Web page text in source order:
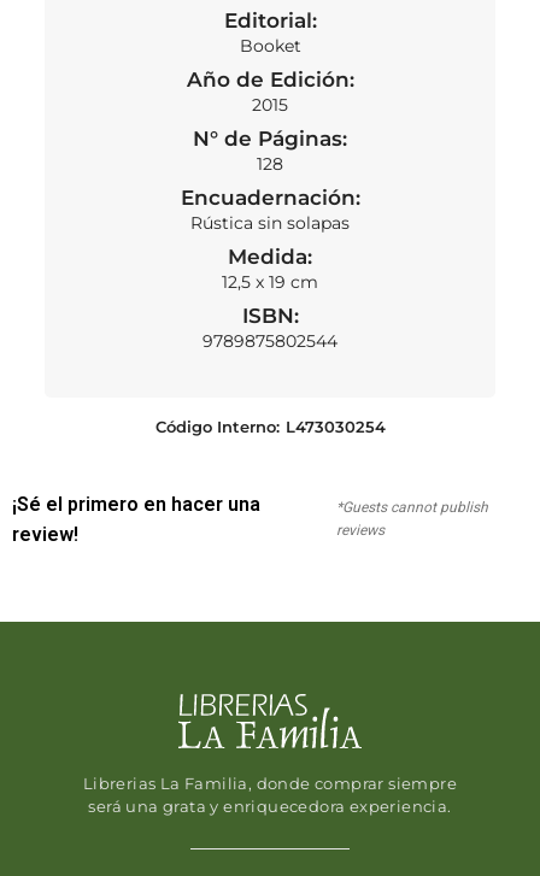
Editorial:
Booket
Año de Edición:
2015
N° de Páginas:
128
Encuadernación:
Rústica sin solapas
Medida:
12,5 x 19 cm
ISBN:
9789875802544
Código Interno: L473030254
¡Sé el primero en hacer una
review!
*Guests cannot publish
reviews
Librerias La Familia, donde comprar siempre
será una grata y enriquecedora experiencia.